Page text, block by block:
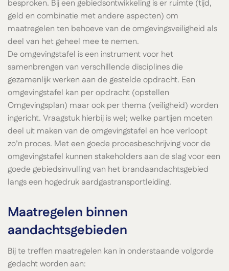
besproken. Bij een gebiedsontwikkeling is er ruimte (tijd,
geld en combinatie met andere aspecten) om
maatregelen ten behoeve van de omgevingsveiligheid als
deel van het geheel mee te nemen.
De omgevingstafel is een instrument voor het
samenbrengen van verschillende disciplines die
gezamenlijk werken aan de gestelde opdracht. Een
omgevingstafel kan per opdracht (opstellen
Omgevingsplan) maar ook per thema (veiligheid) worden
ingericht. Vraagstuk hierbij is wel; welke partijen moeten
deel uit maken van de omgevingstafel en hoe verloopt
zo’n proces. Met een goede procesbeschrijving voor de
omgevingstafel kunnen stakeholders aan de slag voor een
goede gebiedsinvulling van het brandaandachtsgebied
langs een hogedruk aardgastransportleiding.
Maatregelen binnen
aandachtsgebieden
Bij te treffen maatregelen kan in onderstaande volgorde
gedacht worden aan: